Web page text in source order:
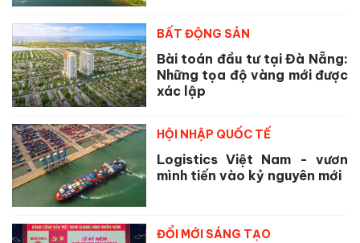
BẤT ĐỘNG SẢN
Bài toán đầu tư tại Đà Nẵng:
Những tọa độ vàng mới được
xác lập
HỘI NHẬP QUỐC TẾ
Logistics Việt Nam - vươn
mình tiến vào kỷ nguyên mới
ĐỔI MỚI SÁNG TẠO